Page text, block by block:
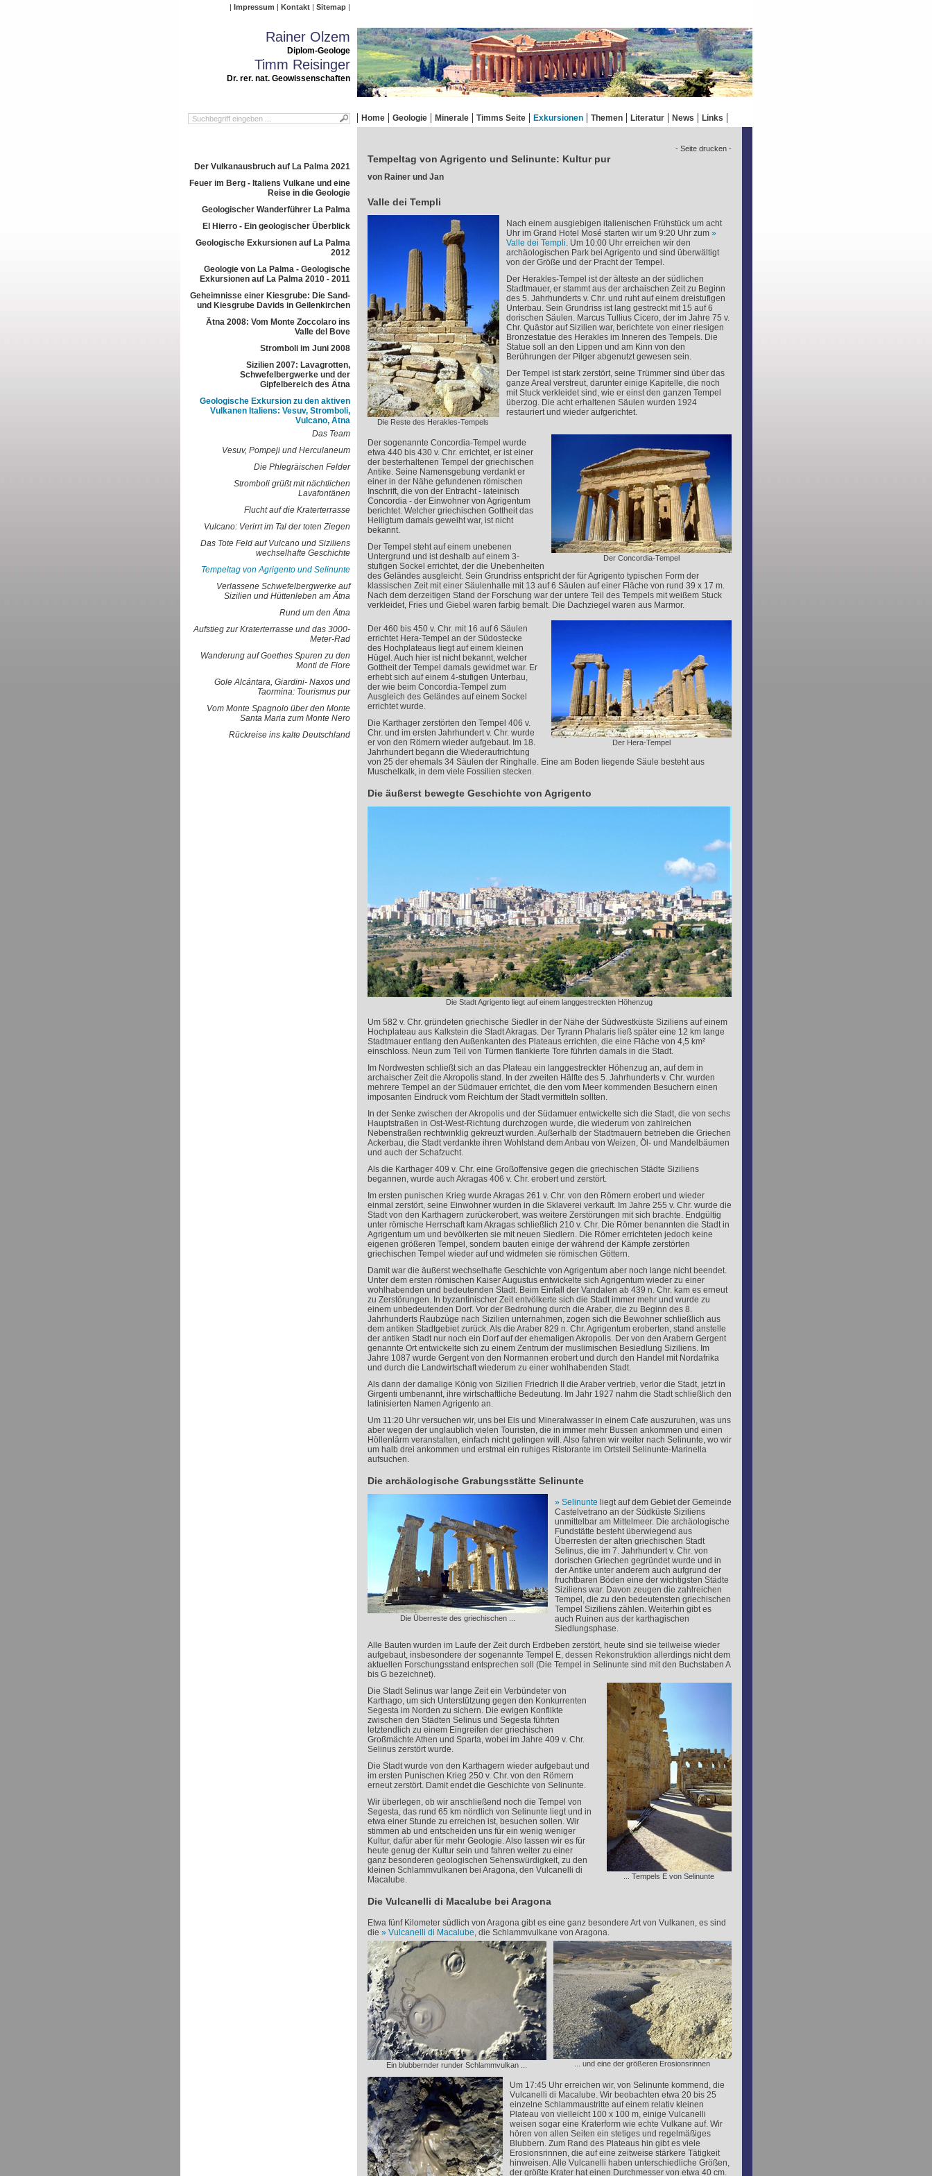
Impressum Kontakt Sitemap
Rainer Olzem
Diplom-Geologe
Timm Reisinger
Dr. rer. nat. Geowissenschaften
Home Geologie Minerale Timms Seite Exkursionen Themen Literatur News Links
Der Vulkanausbruch auf La Palma 2021
Feuer im Berg - Italiens Vulkane und eine
Reise in die Geologie
Geologischer Wanderführer La Palma
El Hierro - Ein geologischer Überblick
Geologische Exkursionen auf La Palma
2012
Geologie von La Palma - Geologische
Exkursionen auf La Palma 2010 - 2011
Geheimnisse einer Kiesgrube: Die Sand-
und Kiesgrube Davids in Geilenkirchen
Ätna 2008: Vom Monte Zoccolaro ins
Valle del Bove
Stromboli im Juni 2008
Sizilien 2007: Lavagrotten,
Schwefelbergwerke und der
Gipfelbereich des Ätna
Geologische Exkursion zu den aktiven
Vulkanen Italiens: Vesuv, Stromboli,
Vulcano, Ätna
Das Team
Vesuv, Pompeji und Herculaneum
Die Phlegräischen Felder
Stromboli grüßt mit nächtlichen
Lavafontänen
Flucht auf die Kraterterrasse
Vulcano: Verirrt im Tal der toten Ziegen
Das Tote Feld auf Vulcano und Siziliens
wechselhafte Geschichte
Tempeltag von Agrigento und Selinunte
Verlassene Schwefelbergwerke auf
Sizilien und Hüttenleben am Ätna
Rund um den Ätna
Aufstieg zur Kraterterrasse und das 3000-
Meter-Rad
Wanderung auf Goethes Spuren zu den
Monti de Fiore
Gole Alcántara, Giardini- Naxos und
Taormina: Tourismus pur
Vom Monte Spagnolo über den Monte
Santa Maria zum Monte Nero
Rückreise ins kalte Deutschland
- Seite drucken -
Tempeltag von Agrigento und Selinunte: Kultur pur
von Rainer und Jan
Valle dei Templi
Die Reste des Herakles-Tempels
Nach einem ausgiebigen italienischen Frühstück um acht
Uhr im Grand Hotel Mosé starten wir um 9:20 Uhr zum
Valle dei Templi. Um 10:00 Uhr erreichen wir den
archäologischen Park bei Agrigento und sind überwältigt
von der Größe und der Pracht der Tempel.
Der Herakles-Tempel ist der älteste an der südlichen
Stadtmauer, er stammt aus der archaischen Zeit zu Beginn
des 5. Jahrhunderts v. Chr. und ruht auf einem dreistufigen
Unterbau. Sein Grundriss ist lang gestreckt mit 15 auf 6
dorischen Säulen. Marcus Tullius Cicero, der im Jahre 75 v.
Chr. Quästor auf Sizilien war, berichtete von einer riesigen
Bronzestatue des Herakles im Inneren des Tempels. Die
Statue soll an den Lippen und am Kinn von den
Berührungen der Pilger abgenutzt gewesen sein.
Der Tempel ist stark zerstört, seine Trümmer sind über das
ganze Areal verstreut, darunter einige Kapitelle, die noch
mit Stuck verkleidet sind, wie er einst den ganzen Tempel
überzog. Die acht erhaltenen Säulen wurden 1924
restauriert und wieder aufgerichtet.
Der Concordia-Tempel
Der sogenannte Concordia-Tempel wurde
etwa 440 bis 430 v. Chr. errichtet, er ist einer
der besterhaltenen Tempel der griechischen
Antike. Seine Namensgebung verdankt er
einer in der Nähe gefundenen römischen
Inschrift, die von der Entracht - lateinisch
Concordia - der Einwohner von Agrigentum
berichtet. Welcher griechischen Gottheit das
Heiligtum damals geweiht war, ist nicht
bekannt.
Der Tempel steht auf einem unebenen
Untergrund und ist deshalb auf einem 3-
stufigen Sockel errichtet, der die Unebenheiten
des Geländes ausgleicht. Sein Grundriss entspricht der für Agrigento typischen Form der
klassischen Zeit mit einer Säulenhalle mit 13 auf 6 Säulen auf einer Fläche von rund 39 x 17 m.
Nach dem derzeitigen Stand der Forschung war der untere Teil des Tempels mit weißem Stuck
verkleidet, Fries und Giebel waren farbig bemalt. Die Dachziegel waren aus Marmor.
Der Hera-Tempel
Der 460 bis 450 v. Chr. mit 16 auf 6 Säulen
errichtet Hera-Tempel an der Südostecke
des Hochplateaus liegt auf einem kleinen
Hügel. Auch hier ist nicht bekannt, welcher
Gottheit der Tempel damals gewidmet war. Er
erhebt sich auf einem 4-stufigen Unterbau,
der wie beim Concordia-Tempel zum
Ausgleich des Geländes auf einem Sockel
errichtet wurde.
Die Karthager zerstörten den Tempel 406 v.
Chr. und im ersten Jahrhundert v. Chr. wurde
er von den Römern wieder aufgebaut. Im 18.
Jahrhundert begann die Wiederaufrichtung
von 25 der ehemals 34 Säulen der Ringhalle. Eine am Boden liegende Säule besteht aus
Muschelkalk, in dem viele Fossilien stecken.
Die äußerst bewegte Geschichte von Agrigento
Die Stadt Agrigento liegt auf einem langgestreckten Höhenzug
Um 582 v. Chr. gründeten griechische Siedler in der Nähe der Südwestküste Siziliens auf einem
Hochplateau aus Kalkstein die Stadt Akragas. Der Tyrann Phalaris ließ später eine 12 km lange
Stadtmauer entlang den Außenkanten des Plateaus errichten, die eine Fläche von 4,5 km²
einschloss. Neun zum Teil von Türmen flankierte Tore führten damals in die Stadt.
Im Nordwesten schließt sich an das Plateau ein langgestreckter Höhenzug an, auf dem in
archaischer Zeit die Akropolis stand. In der zweiten Hälfte des 5. Jahrhunderts v. Chr. wurden
mehrere Tempel an der Südmauer errichtet, die den vom Meer kommenden Besuchern einen
imposanten Eindruck vom Reichtum der Stadt vermitteln sollten.
In der Senke zwischen der Akropolis und der Südamuer entwickelte sich die Stadt, die von sechs
Hauptstraßen in Ost-West-Richtung durchzogen wurde, die wiederum von zahlreichen
Nebenstraßen rechtwinklig gekreuzt wurden. Außerhalb der Stadtmauern betrieben die Griechen
Ackerbau, die Stadt verdankte ihren Wohlstand dem Anbau von Weizen, Öl- und Mandelbäumen
und auch der Schafzucht.
Als die Karthager 409 v. Chr. eine Großoffensive gegen die griechischen Städte Siziliens
begannen, wurde auch Akragas 406 v. Chr. erobert und zerstört.
Im ersten punischen Krieg wurde Akragas 261 v. Chr. von den Römern erobert und wieder
einmal zerstört, seine Einwohner wurden in die Sklaverei verkauft. Im Jahre 255 v. Chr. wurde die
Stadt von den Karthagern zurückerobert, was weitere Zerstörungen mit sich brachte. Endgültig
unter römische Herrschaft kam Akragas schließlich 210 v. Chr. Die Römer benannten die Stadt in
Agrigentum um und bevölkerten sie mit neuen Siedlern. Die Römer errichteten jedoch keine
eigenen größeren Tempel, sondern bauten einige der während der Kämpfe zerstörten
griechischen Tempel wieder auf und widmeten sie römischen Göttern.
Damit war die äußerst wechselhafte Geschichte von Agrigentum aber noch lange nicht beendet.
Unter dem ersten römischen Kaiser Augustus entwickelte sich Agrigentum wieder zu einer
wohlhabenden und bedeutenden Stadt. Beim Einfall der Vandalen ab 439 n. Chr. kam es erneut
zu Zerstörungen. In byzantinischer Zeit entvölkerte sich die Stadt immer mehr und wurde zu
einem unbedeutenden Dorf. Vor der Bedrohung durch die Araber, die zu Beginn des 8.
Jahrhunderts Raubzüge nach Sizilien unternahmen, zogen sich die Bewohner schließlich aus
dem antiken Stadtgebiet zurück. Als die Araber 829 n. Chr. Agrigentum eroberten, stand anstelle
der antiken Stadt nur noch ein Dorf auf der ehemaligen Akropolis. Der von den Arabern Gergent
genannte Ort entwickelte sich zu einem Zentrum der muslimischen Besiedlung Siziliens. Im
Jahre 1087 wurde Gergent von den Normannen erobert und durch den Handel mit Nordafrika
und durch die Landwirtschaft wiederum zu einer wohlhabenden Stadt.
Als dann der damalige König von Sizilien Friedrich II die Araber vertrieb, verlor die Stadt, jetzt in
Girgenti umbenannt, ihre wirtschaftliche Bedeutung. Im Jahr 1927 nahm die Stadt schließlich den
latinisierten Namen Agrigento an.
Um 11:20 Uhr versuchen wir, uns bei Eis und Mineralwasser in einem Cafe auszuruhen, was uns
aber wegen der unglaublich vielen Touristen, die in immer mehr Bussen ankommen und einen
Höllenlärm veranstalten, einfach nicht gelingen will. Also fahren wir weiter nach Selinunte, wo wir
um halb drei ankommen und erstmal ein ruhiges Ristorante im Ortsteil Selinunte-Marinella
aufsuchen.
Die archäologische Grabungsstätte Selinunte
Die Überreste des griechischen ...
Selinunte liegt auf dem Gebiet der Gemeinde
Castelvetrano an der Südküste Siziliens
unmittelbar am Mittelmeer. Die archäologische
Fundstätte besteht überwiegend aus
Überresten der alten griechischen Stadt
Selinus, die im 7. Jahrhundert v. Chr. von
dorischen Griechen gegründet wurde und in
der Antike unter anderem auch aufgrund der
fruchtbaren Böden eine der wichtigsten Städte
Siziliens war. Davon zeugen die zahlreichen
Tempel, die zu den bedeutensten griechischen
Tempel Siziliens zählen. Weiterhin gibt es
auch Ruinen aus der karthagischen
Siedlungsphase.
Alle Bauten wurden im Laufe der Zeit durch Erdbeben zerstört, heute sind sie teilweise wieder
aufgebaut, insbesondere der sogenannte Tempel E, dessen Rekonstruktion allerdings nicht dem
aktuellen Forschungsstand entsprechen soll (Die Tempel in Selinunte sind mit den Buchstaben A
bis G bezeichnet).
... Tempels E von Selinunte
Die Stadt Selinus war lange Zeit ein Verbündeter von
Karthago, um sich Unterstützung gegen den Konkurrenten
Segesta im Norden zu sichern. Die ewigen Konflikte
zwischen den Städten Selinus und Segesta führten
letztendlich zu einem Eingreifen der griechischen
Großmächte Athen und Sparta, wobei im Jahre 409 v. Chr.
Selinus zerstört wurde.
Die Stadt wurde von den Karthagern wieder aufgebaut und
im ersten Punischen Krieg 250 v. Chr. von den Römern
erneut zerstört. Damit endet die Geschichte von Selinunte.
Wir überlegen, ob wir anschließend noch die Tempel von
Segesta, das rund 65 km nördlich von Selinunte liegt und in
etwa einer Stunde zu erreichen ist, besuchen sollen. Wir
stimmen ab und entscheiden uns für ein wenig weniger
Kultur, dafür aber für mehr Geologie. Also lassen wir es für
heute genug der Kultur sein und fahren weiter zu einer
ganz besonderen geologischen Sehenswürdigkeit, zu den
kleinen Schlammvulkanen bei Aragona, den Vulcanelli di
Macalube.
Die Vulcanelli di Macalube bei Aragona
Etwa fünf Kilometer südlich von Aragona gibt es eine ganz besondere Art von Vulkanen, es sind
die
Vulcanelli di Macalube, die Schlammvulkane von Aragona.
Ein blubbernder runder Schlammvulkan ... ... und eine der größeren Erosionsrinnen
Um 17:45 Uhr erreichen wir, von Selinunte kommend, die
Vulcanelli di Macalube. Wir beobachten etwa 20 bis 25
einzelne Schlammaustritte auf einem relativ kleinen
Plateau von vielleicht 100 x 100 m, einige Vulcanelli
weisen sogar eine Kraterform wie echte Vulkane auf. Wir
hören von allen Seiten ein stetiges und regelmäßiges
Blubbern. Zum Rand des Plateaus hin gibt es viele
Erosionsrinnen, die auf eine zeitweise stärkere Tätigkeit
hinweisen. Alle Vulcanelli haben unterschiedliche Größen,
der größte Krater hat einen Durchmesser von etwa 40 cm.